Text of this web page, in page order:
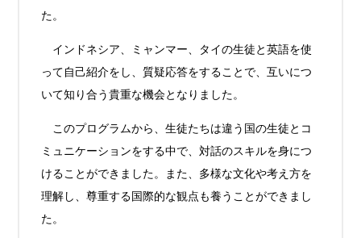
た。
インドネシア、ミャンマー、タイの生徒と英語を使
って自己紹介をし、質疑応答をすることで、互いにつ
いて知り合う貴重な機会となりました。
このプログラムから、生徒たちは違う国の生徒とコ
ミュニケーションをする中で、対話のスキルを身につ
けることができました。また、多様な文化や考え方を
理解し、尊重する国際的な観点も養うことができまし
た。